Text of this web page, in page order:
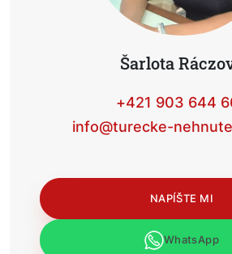
Šarlota
+421 903 644
info@turecke-
NAPÍŠTE MI
WhatsApp